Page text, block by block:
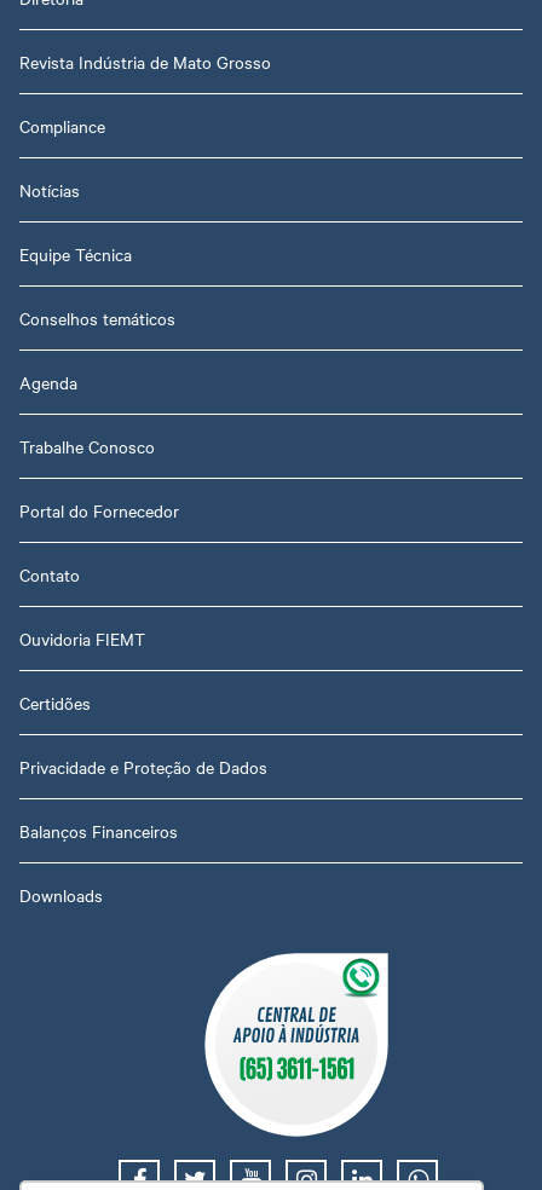
Revista Indústria de Mato Grosso
Compliance
Notícias
Equipe Técnica
Conselhos temáticos
Agenda
Trabalhe Conosco
Portal do Fornecedor
Contato
Ouvidoria FIEMT
Certidões
Privacidade e Proteção de Dados
Balanços Financeiros
Downloads